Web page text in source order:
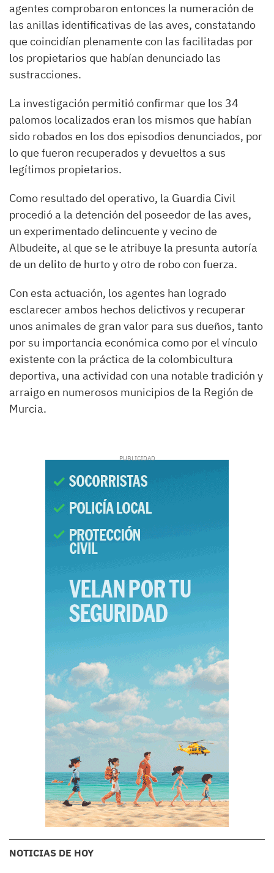
agentes comprobaron entonces la numeración de
las anillas identificativas de las aves, constatando
que coincidían plenamente con las facilitadas por
los propietarios que habían denunciado las
sustracciones.
La investigación permitió confirmar que los 34
palomos localizados eran los mismos que habían
sido robados en los dos episodios denunciados, por
lo que fueron recuperados y devueltos a sus
legítimos propietarios.
Como resultado del operativo, la Guardia Civil
procedió a la detención del poseedor de las aves,
un experimentado delincuente y vecino de
Albudeite, al que se le atribuye la presunta autoría
de un delito de hurto y otro de robo con fuerza.
Con esta actuación, los agentes han logrado
esclarecer ambos hechos delictivos y recuperar
unos animales de gran valor para sus dueños, tanto
por su importancia económica como por el vínculo
existente con la práctica de la colombicultura
deportiva, una actividad con una notable tradición y
arraigo en numerosos municipios de la Región de
Murcia.
NOTICIAS DE HOY